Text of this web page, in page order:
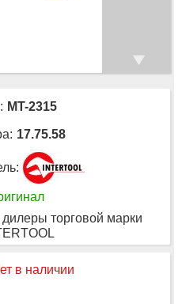
MT-2315
17.75.58
торговой марки
в наличии